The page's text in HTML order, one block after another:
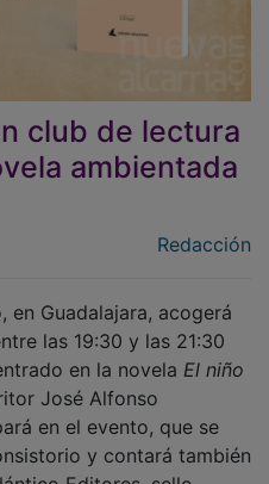
club de lectura
ambientada
en la novelaEl niño
José Alfonso
en el evento, que se
y contará también
Editores, sello
de la obra.